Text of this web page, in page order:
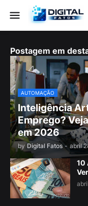
Postagem em
AUTOMAÇÃO
Inteligência
Emprego?
em 2026
by Digital Fatos - abril
10